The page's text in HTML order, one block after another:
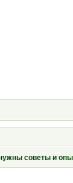
советы и